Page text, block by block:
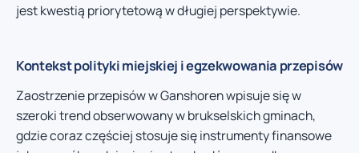
jest kwestią priorytetową w długiej perspektywie.
Kontekst polityki miejskiej i egzekwowania przepisów
Zaostrzenie przepisów w Ganshoren wpisuje się w
szeroki trend obserwowany w brukselskich gminach,
gdzie coraz częściej stosuje się instrumenty finansowe